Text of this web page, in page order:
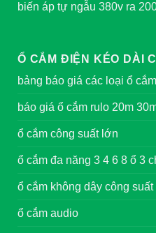
biến áp tự ngẫu 380v ra
Ổ CẮM ĐIỆN KÉO DÀI
bảng báo giá các loại ổ cắm
báo giá ổ cắm rulo 20m
ổ cắm công suất lớn
ổ cắm đa năng 3 4 6 8 ổ 3
ổ cắm không dây công suất
ổ cắm audio